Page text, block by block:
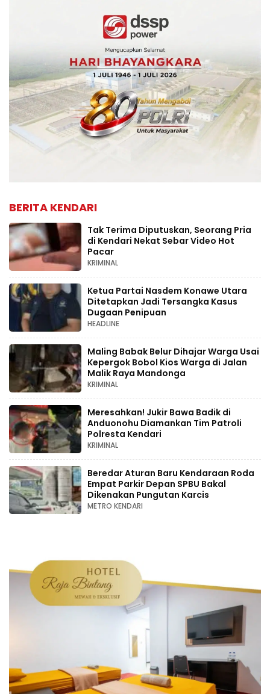
BERITA KENDARI
Tak Terima Diputuskan, Seorang Pria
di Kendari Nekat Sebar Video Hot
Pacar
KRIMINAL
Ketua Partai Nasdem Konawe Utara
Ditetapkan Jadi Tersangka Kasus
Dugaan Penipuan
HEADLINE
Maling Babak Belur Dihajar Warga Usai
Kepergok Bobol Kios Warga di Jalan
Malik Raya Mandonga
KRIMINAL
Meresahkan! Jukir Bawa Badik di
Anduonohu Diamankan Tim Patroli
Polresta Kendari
KRIMINAL
Beredar Aturan Baru Kendaraan Roda
Empat Parkir Depan SPBU Bakal
Dikenakan Pungutan Karcis
METRO KENDARI